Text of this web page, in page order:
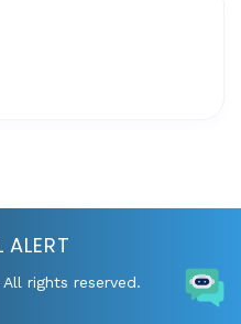
ALERT
rights reserved.